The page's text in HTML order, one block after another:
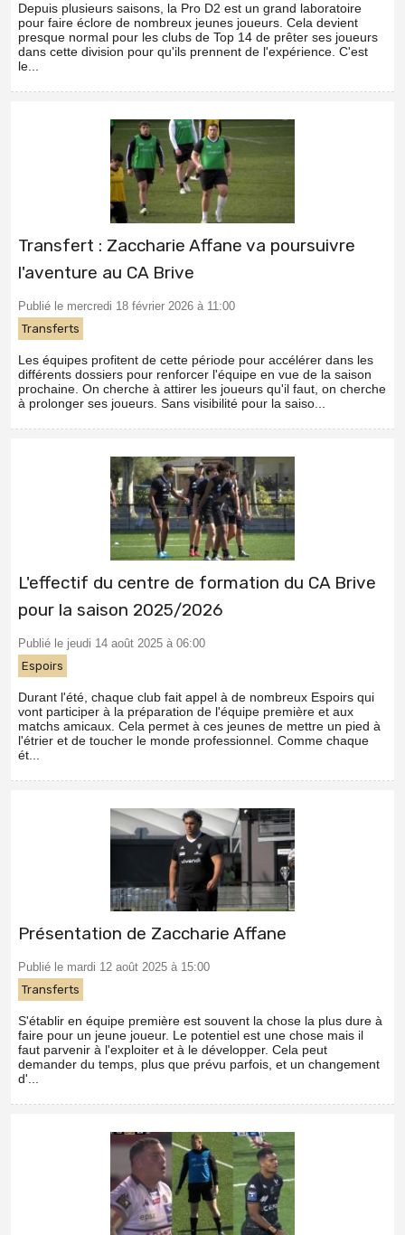
Depuis plusieurs saisons, la Pro D2 est un grand laboratoire
pour faire éclore de nombreux jeunes joueurs. Cela devient
presque normal pour les clubs de Top 14 de prêter ses joueurs
dans cette division pour qu'ils prennent de l'expérience. C'est
le...
Transfert : Zaccharie Affane va poursuivre
l'aventure au CA Brive
Publié le mercredi 18 février 2026 à 11:00
Transferts
Les équipes profitent de cette période pour accélérer dans les
différents dossiers pour renforcer l'équipe en vue de la saison
prochaine. On cherche à attirer les joueurs qu'il faut, on cherche
à prolonger ses joueurs. Sans visibilité pour la saiso...
L'effectif du centre de formation du CA Brive
pour la saison 2025/2026
Publié le jeudi 14 août 2025 à 06:00
Espoirs
Durant l'été, chaque club fait appel à de nombreux Espoirs qui
vont participer à la préparation de l'équipe première et aux
matchs amicaux. Cela permet à ces jeunes de mettre un pied à
l'étrier et de toucher le monde professionnel. Comme chaque
ét...
Présentation de Zaccharie Affane
Publié le mardi 12 août 2025 à 15:00
Transferts
S'établir en équipe première est souvent la chose la plus dure à
faire pour un jeune joueur. Le potentiel est une chose mais il
faut parvenir à l'exploiter et à le développer. Cela peut
demander du temps, plus que prévu parfois, et un changement
d'...